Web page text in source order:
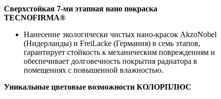
Сверхстойкая 7-ми этапная нано покраска
TECNOFIRMA®
Нанесение экологически чистых нано-красок AkzoNobel
(Нидерланды) и FreiLacke (Германия) в семь этапов,
гарантирует стойкость к механическим повреждениям и
обеспечивает долговечность покрытия радиатора в
помещениях с повышенной влажностью.
Уникальные цветовые возможности КОЛОРПЛЮС